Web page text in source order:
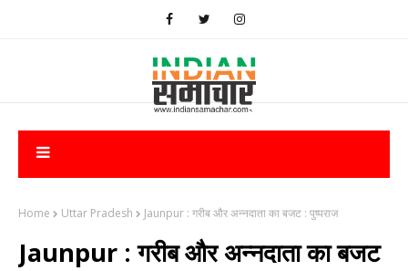
Home Uttar Pradesh Jaunpur : ​गरीब और अन्नदाता का बजट : पुष्पराज
Jaunpur : ​गरीब और अन्नदाता का बजट